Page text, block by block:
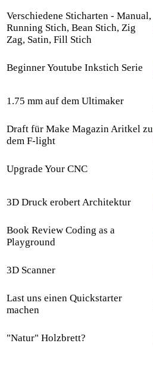
Verschiedene Sticharten - Manual,
Running Stich, Bean Stich, Zig
Zag, Satin, Fill Stich
Beginner Youtube Inkstich Serie
1.75 mm auf dem Ultimaker
Draft für Make Magazin Aritkel zu
dem F-light
Upgrade Your CNC
3D Druck erobert Architektur
Book Review Coding as a
Playground
3D Scanner
Last uns einen Quickstarter
machen
"Natur" Holzbrett?